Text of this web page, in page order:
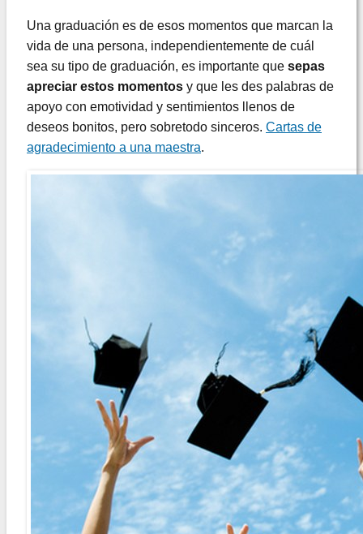
Una graduación es de esos momentos que marcan la
vida de una persona, independientemente de cuál
sea su tipo de graduación, es importante que sepas
apreciar estos momentos y que les des palabras de
apoyo con emotividad y sentimientos llenos de
deseos bonitos, pero sobretodo sinceros. Cartas de
agradecimiento a una maestra.